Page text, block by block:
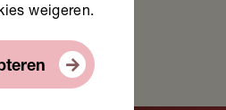
weigeren.